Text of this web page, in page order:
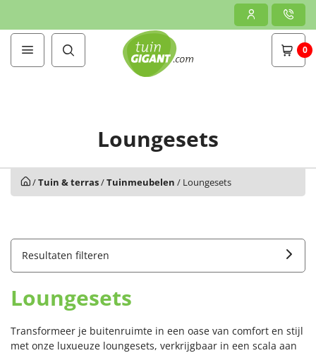
0
Loungesets
/Tuin & terras/Tuinmeubelen / Loungesets
Resultaten filteren
Loungesets
Transformeer je buitenruimte in een oase van comfort en stijl
met onze luxueuze loungesets, verkrijgbaar in een scala aan